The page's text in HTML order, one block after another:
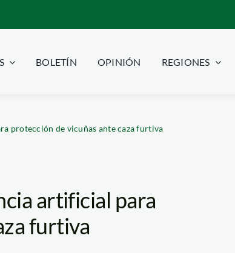
BOLETÍN OPINIÓN REGIONES
protección de vicuñas ante caza furtiva
artificial para
furtiva